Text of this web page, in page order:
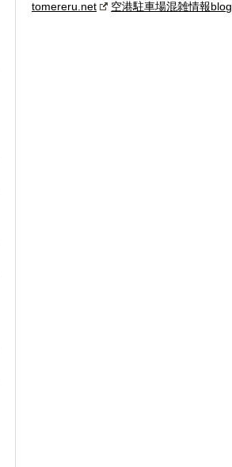
tomereru.net
空港駐車場混雑情報blog